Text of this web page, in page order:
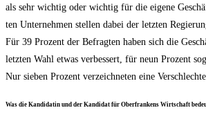
als sehr wich­tig oder wich­tig für die eige­ne
ten Unter­neh­men stel­len dabei der letz­ten
Für 39 Pro­zent der Befrag­ten haben sich die
letz­ten Wahl etwas ver­bes­sert, für neun Pro­zent
Nur sie­ben Pro­zent ver­zeich­ne­ten eine
Was die Kan­di­da­tin und der Kan­di­dat für Ober­fran­kens Wirt­schaft